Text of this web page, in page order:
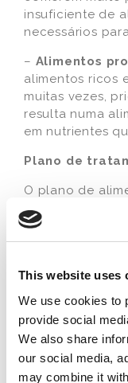
This website uses
We use cookies to
provide social
We also share
our social media,
may combine it
insuficiente de
necessários
– Alimentos
alimentos ricos
muitas vezes,
resulta numa
em nutrientes
Plano de
O plano de
necessidades
sendo
sua medida.
Tendo por base
de quais são os
quantidades e
algumas
tomar alguns
substituem a